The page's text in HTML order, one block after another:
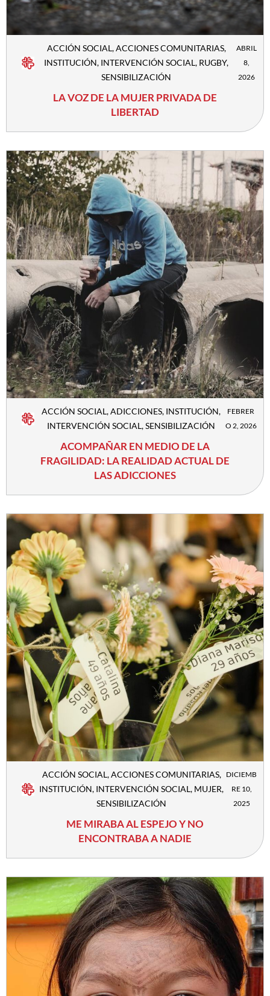
ACCIÓN SOCIAL,ACCIONES COMUNITARIAS,
INSTITUCIÓN, INTERVENCIÓN SOCIAL, RUGBY,
SENSIBILIZACIÓN
ABRIL
8,
2026
LA VOZ DE LA MUJER PRIVADA DE
LIBERTAD
ACCIÓN SOCIAL,ADICCIONES, INSTITUCIÓN,
INTERVENCIÓN SOCIAL,SENSIBILIZACIÓN
FEBRER
O 2, 2026
ACOMPAÑAR EN MEDIO DE LA
FRAGILIDAD: LA REALIDAD ACTUAL DE
LAS ADICCIONES
ACCIÓN SOCIAL,ACCIONES COMUNITARIAS,
INSTITUCIÓN, INTERVENCIÓN SOCIAL, MUJER,
SENSIBILIZACIÓN
DICIEMB
RE 10,
2025
ME MIRABA AL ESPEJO Y NO
ENCONTRABA A NADIE